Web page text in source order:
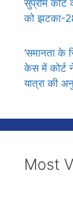
सुप्रीम
को झटका-
‘समानता के
केस में कोर्ट
यात्रा की
Most